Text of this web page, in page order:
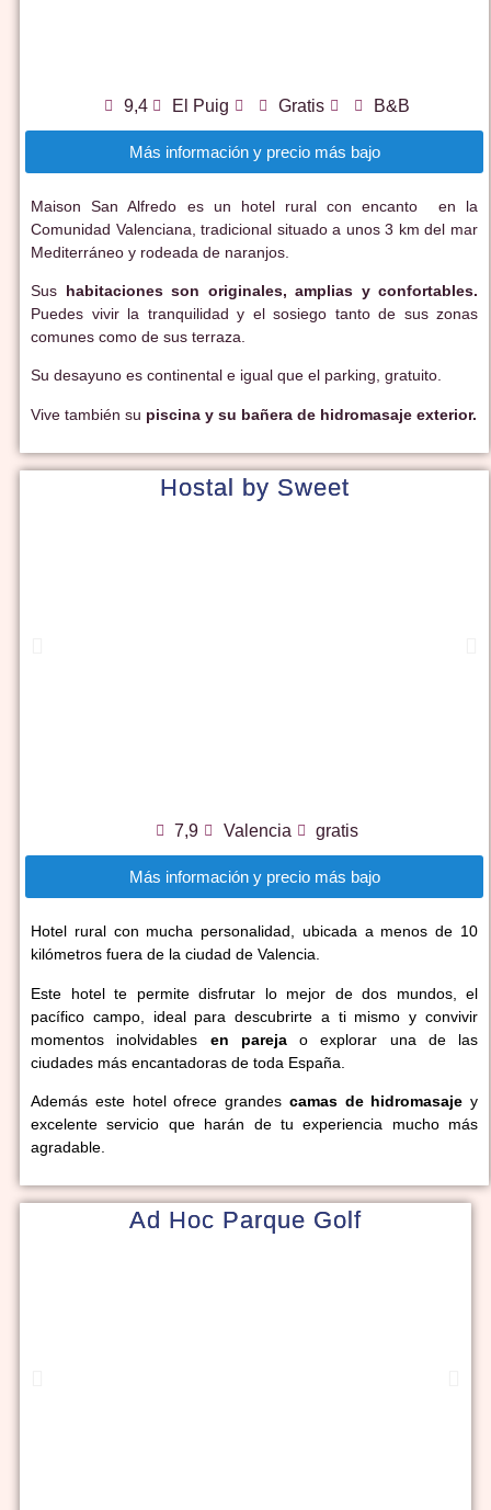
9,4 El Puig Gratis B&B
Más información y precio más bajo
Maison San Alfredo es un hotel rural con encanto en la
Comunidad Valenciana, tradicional situado a unos 3 km del mar
Mediterráneo y rodeada de naranjos.
Sus habitaciones son originales, amplias y confortables.
Puedes vivir la tranquilidad y el sosiego tanto de sus zonas
comunes como de sus terraza.
Su desayuno es continental e igual que el parking, gratuito.
Vive también su piscina y su bañera de hidromasaje exterior.
Hostal by Sweet
7,9 Valencia gratis
Más información y precio más bajo
Hotel rural con mucha personalidad, ubicada a menos de 10
kilómetros fuera de la ciudad de Valencia.
Este hotel te permite disfrutar lo mejor de dos mundos, el
pacífico campo, ideal para descubrirte a ti mismo y convivir
momentos inolvidables en parejao explorar una de las
ciudades más encantadoras de toda España.
Además este hotel ofrece grandes camas de hidromasaje y
excelente servicio que harán de tu experiencia mucho más
agradable.
Ad Hoc Parque Golf